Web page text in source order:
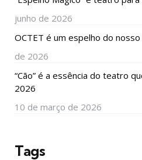
junho de 2026
OCTET é um espelho do
de 2026
“Cão” é a essência do teatro
2026
10 de março de 2026
Tags